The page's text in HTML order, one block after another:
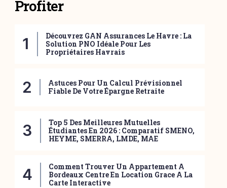
Profiter
Découvrez GAN Assurances Le Havre : La
Solution PNO Idéale Pour Les
Propriétaires Havrais
Astuces Pour Un Calcul Prévisionnel
Fiable De Votre Épargne Retraite
Top 5 Des Meilleures Mutuelles
Étudiantes En 2026 : Comparatif SMENO,
HEYME, SMERRA, LMDE, MAE
Comment Trouver Un Appartement A
Bordeaux Centre En Location Grace A La
Carte Interactive